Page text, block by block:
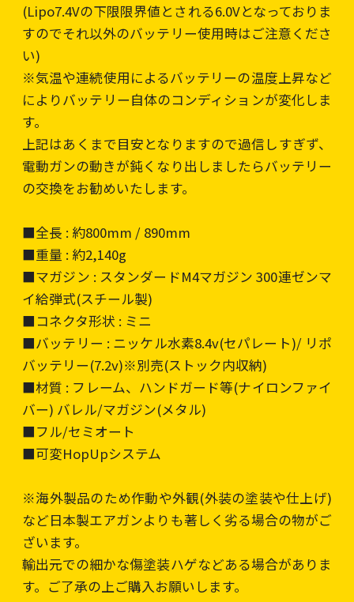
(Lipo7.4Vの下限限界値とされる6.0Vとなっておりま
すのでそれ以外のバッテリー使用時はご注意くださ
い)
※気温や連続使用によるバッテリーの温度上昇など
によりバッテリー自体のコンディションが変化しま
す。
上記はあくまで目安となりますので過信しすぎず、
電動ガンの動きが鈍くなり出しましたらバッテリー
の交換をお勧めいたします。
■全長 : 約800mm / 890mm
■重量 : 約2,140g
■マガジン : スタンダードM4マガジン 300連ゼンマ
イ給弾式(スチール製)
■コネクタ形状 : ミニ
■バッテリー : ニッケル水素8.4v(セパレート)/ リポ
バッテリー(7.2v)※別売(ストック内収納)
■材質 : フレーム、ハンドガード等(ナイロンファイ
バー) バレル/マガジン(メタル)
■フル/セミオート
■可変HopUpシステム
※海外製品のため作動や外観(外装の塗装や仕上げ)
など日本製エアガンよりも著しく劣る場合の物がご
ざいます。
輸出元での細かな傷塗装ハゲなどある場合がありま
す。ご了承の上ご購入お願いします。